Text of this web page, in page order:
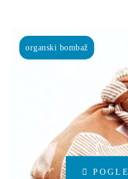
organski bombaž